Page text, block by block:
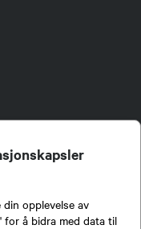
opplevelse av
for å bidra med data til
av kunnskap om jakt og
et sterkt jakt-, fiske-, og